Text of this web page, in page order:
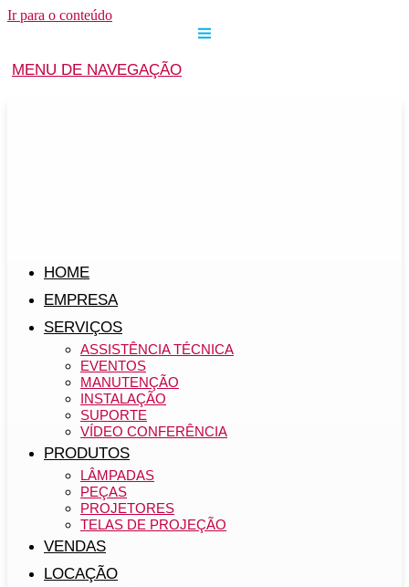
Ir para o conteúdo
MENU DE NAVEGAÇÃO
HOME
EMPRESA
SERVIÇOS
ASSISTÊNCIA TÉCNICA
EVENTOS
MANUTENÇÃO
INSTALAÇÃO
SUPORTE
VÍDEO CONFERÊNCIA
PRODUTOS
LÂMPADAS
PEÇAS
PROJETORES
TELAS DE PROJEÇÃO
VENDAS
LOCAÇÃO